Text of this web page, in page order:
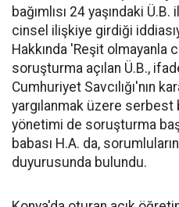
bağımlısı 24 yaşındaki
cinsel ilişkiye girdiği
Hakkında 'Reşit olmayanla
soruşturma açılan Ü.B.,
Cumhuriyet Savcılığı'nın
yargılanmak üzere serbest
yönetimi de soruşturma
babası H.A. da,
duyurusunda bulundu.